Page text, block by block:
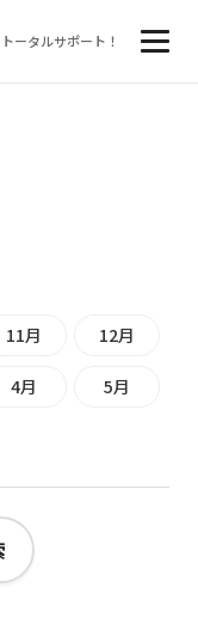
トータルサポート！
11月 12月
4月 5月